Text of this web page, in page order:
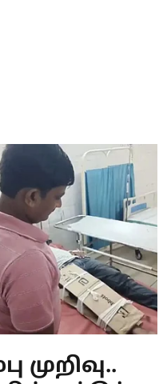
முறிவு..